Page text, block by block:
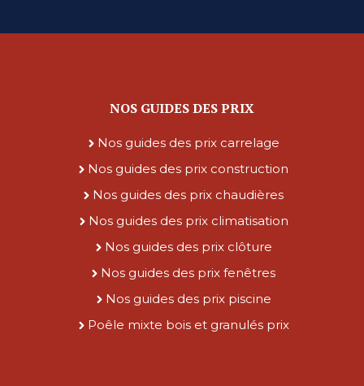
NOS GUIDES DES PRIX
Nos guides des prix carrelage
Nos guides des prix construction
Nos guides des prix chaudières
Nos guides des prix climatisation
Nos guides des prix clôture
Nos guides des prix fenêtres
Nos guides des prix piscine
Poêle mixte bois et granulés prix